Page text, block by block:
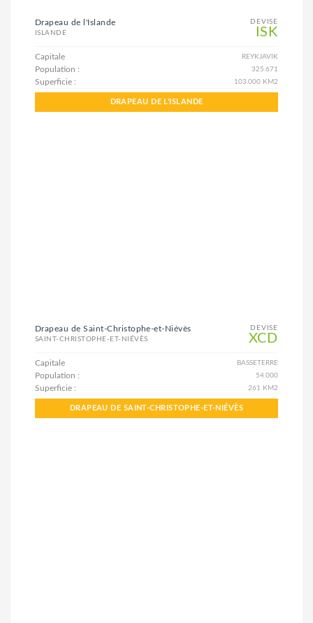
DEVISE
ISK
Drapeau de l'Islande
ISLANDE
Capitale REYKJAVIK
Population : 325.671
Superficie : 103.000 KM2
DRAPEAU DE L'ISLANDE
DEVISE
XCD
Drapeau de Saint-Christophe-et-Niévès
SAINT-CHRISTOPHE-ET-NIÉVÈS
Capitale BASSETERRE
Population : 54.000
Superficie : 261 KM2
DRAPEAU DE SAINT-CHRISTOPHE-ET-NIÉVÈS